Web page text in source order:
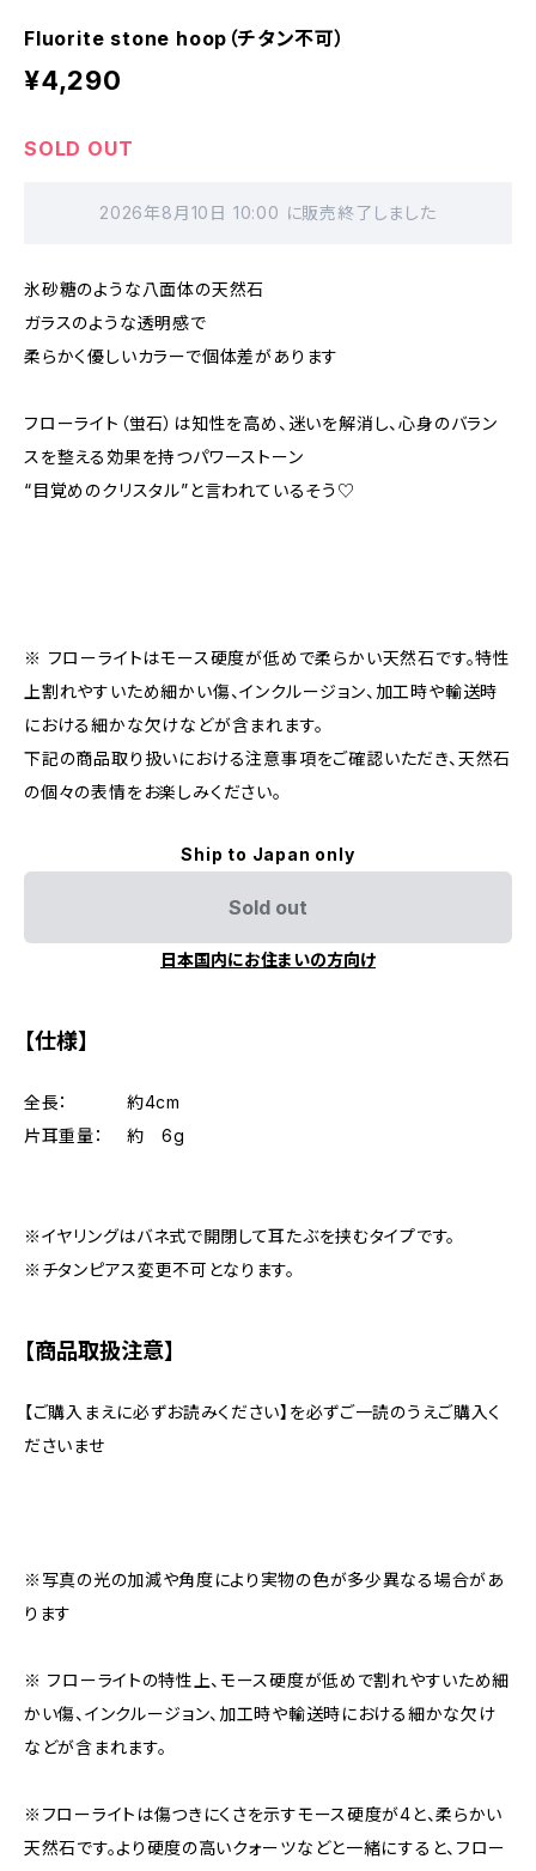
Fluorite stone hoop（チタン不可）
¥4,290
SOLD OUT
2026年8月10日 10:00 に販売終了しました
氷砂糖のような八面体の天然石
ガラスのような透明感で
柔らかく優しいカラーで個体差があります
フローライト（蛍石）は知性を高め、迷いを解消し、心身のバラン
スを整える効果を持つパワーストーン
“目覚めのクリスタル”と言われているそう♡
※ フローライトはモース硬度が低めで柔らかい天然石です。特性
上割れやすいため細かい傷、インクルージョン、加工時や輸送時
における細かな欠けなどが含まれます。
下記の商品取り扱いにおける注意事項をご確認いただき、天然石
の個々の表情をお楽しみください。
Ship to Japan only
Sold out
日本国内にお住まいの方向け
【仕様】
全長： 約4cm
片耳重量： 約 6g
※イヤリングはバネ式で開閉して耳たぶを挟むタイプです。
※チタンピアス変更不可となります。
【商品取扱注意】
【ご購入まえに必ずお読みください】を必ずご一読のうえご購入く
ださいませ
※写真の光の加減や角度により実物の色が多少異なる場合があ
ります
※ フローライトの特性上、モース硬度が低めで割れやすいため細
かい傷、インクルージョン、加工時や輸送時における細かな欠け
などが含まれます。
※フローライトは傷つきにくさを示すモース硬度が4と、柔らかい
天然石です。より硬度の高いクォーツなどと一緒にすると、フロー